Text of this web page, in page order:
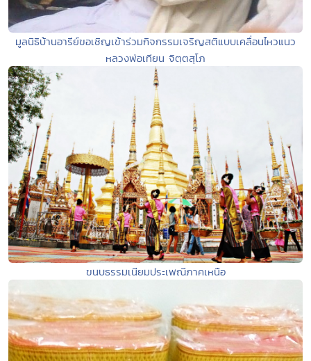
มูลนิธิบ้านอารีย์ขอเชิญเข้าร่วมกิจกรรมเจริญสติแบบเคลื่อนไหวแนว
หลวงพ่อเทียน จิตฺตสุโภ
ขนบธรรมเนียมประเพณีภาคเหนือ